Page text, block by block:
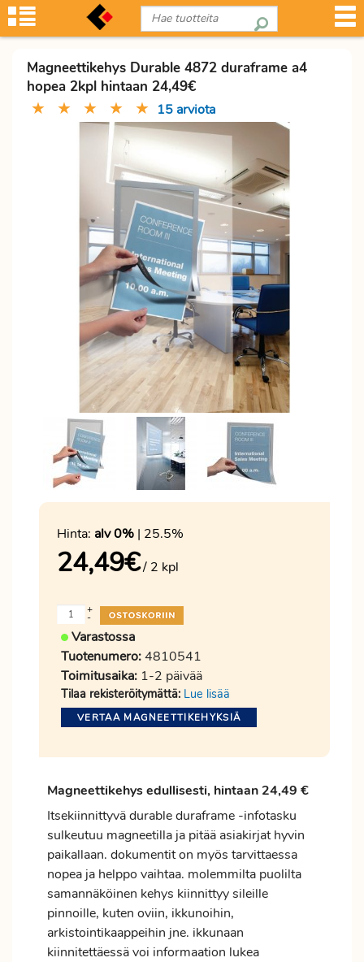
Magneettikehys Durable 4872 duraframe a4
hopea 2kpl hintaan 24,49€
★ ★ ★ ★ ★ 15 arviota
Hinta: alv 0% | 25.5%
24,49€/ 2 kpl
-
+
Varastossa
Tuotenumero:4810541
Toimitusaika: 1-2 päivää
Tilaa rekisteröitymättä: Lue lisää
VERTAA MAGNEETTIKEHYKSIÄ
Magneettikehys edullisesti, hintaan 24,49 €
Itsekiinnittyvä durable duraframe -infotasku
sulkeutuu magneetilla ja pitää asiakirjat hyvin
paikallaan. dokumentit on myös tarvittaessa
nopea ja helppo vaihtaa. molemmilta puolilta
samannäköinen kehys kiinnittyy sileille
pinnoille, kuten oviin, ikkunoihin,
arkistointikaappeihin jne. ikkunaan
kiinnitettäessä voi informaation lukea